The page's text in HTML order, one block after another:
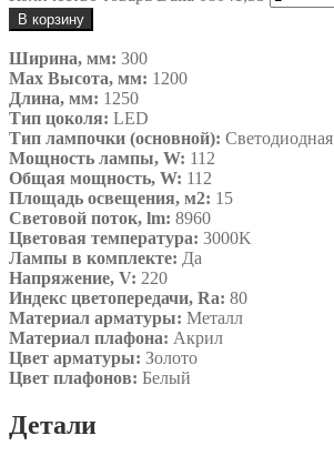
В корзину
Ширина, мм: 300
Max Высота, мм: 1200
Длина, мм: 1250
Тип цоколя: LED
Тип лампочки (основной): Светодиодная
Мощность лампы, W: 112
Общая мощность, W: 112
Площадь освещения, м2: 15
Световой поток, lm: 8960
Цветовая температура: 3000K
Лампы в комплекте: Да
Напряжение, V: 220
Индекс цветопередачи, Ra: 80
Материал арматуры: Металл
Материал плафона: Акрил
Цвет арматуры: Золото
Цвет плафонов: Белый
Детали